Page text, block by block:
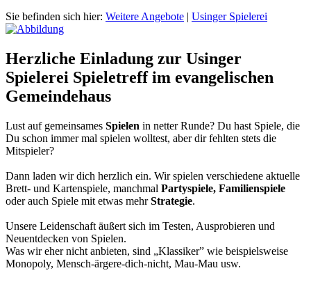
Sie befinden sich hier: Weitere Angebote | Usinger Spielerei
Herzliche Einladung zur Usinger
Spielerei Spieletreff im evangelischen
Gemeindehaus
Lust auf gemeinsames Spielen in netter Runde? Du hast Spiele, die
Du schon immer mal spielen wolltest, aber dir fehlten stets die
Mitspieler?
Dann laden wir dich herzlich ein. Wir spielen verschiedene aktuelle
Brett- und Kartenspiele, manchmal Partyspiele, Familienspiele
oder auch Spiele mit etwas mehrStrategie.
Unsere Leidenschaft äußert sich im Testen, Ausprobieren und
Neuentdecken von Spielen.
Was wir eher nicht anbieten, sind „Klassiker” wie beispielsweise
Monopoly, Mensch-ärgere-dich-nicht, Mau-Mau usw.